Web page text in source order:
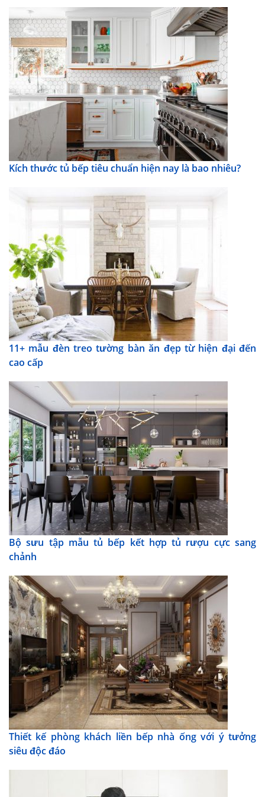
Kích thước tủ bếp tiêu chuẩn hiện nay là bao nhiêu?
11+ mẫu đèn treo tường bàn ăn đẹp từ hiện đại đến
cao cấp
Bộ sưu tập mẫu tủ bếp kết hợp tủ rượu cực sang
chảnh
Thiết kế phòng khách liền bếp nhà ống với ý tưởng
siêu độc đáo